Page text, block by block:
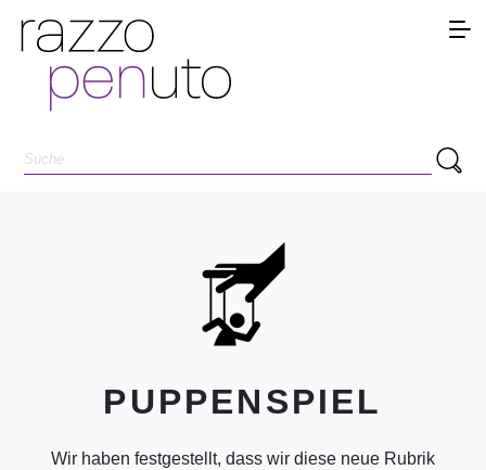
PUPPENSPIEL
Wir haben festgestellt, dass wir diese neue Rubrik